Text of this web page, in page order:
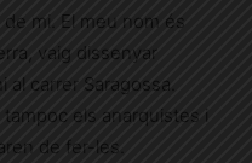
mi. El meu nom és
vaig dissenyar
al carrer Saragossa.
els anarquistes i
de fer-les.